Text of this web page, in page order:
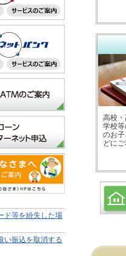
ド等を紛失した場
い振込を取消する
高校
学校
のお
どに